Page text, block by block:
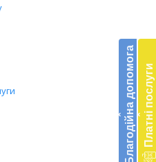
‹ Благодійна допомога ‹ Платні послуги